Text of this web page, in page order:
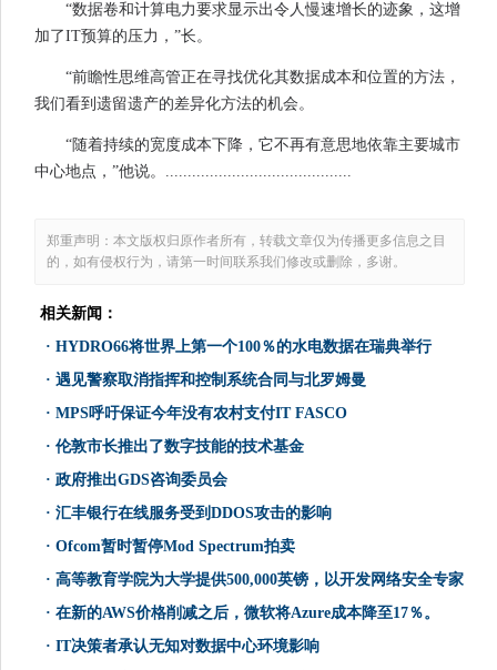
“数据卷和计算电力要求显示出令人慢速增长的迹象，这增
加了IT预算的压力，”长。
“前瞻性思维高管正在寻找优化其数据成本和位置的方法，
我们看到遗留遗产的差异化方法的机会。
“随着持续的宽度成本下降，它不再有意思地依靠主要城市
中心地点，”他说。..........................................
郑重声明：本文版权归原作者所有，转载文章仅为传播更多信息之目
的，如有侵权行为，请第一时间联系我们修改或删除，多谢。
相关新闻：
· HYDRO66将世界上第一个100％的水电数据在瑞典举行
· 遇见警察取消指挥和控制系统合同与北罗姆曼
· MPS呼吁保证今年没有农村支付IT FASCO
· 伦敦市长推出了数字技能的技术基金
· 政府推出GDS咨询委员会
· 汇丰银行在线服务受到DDOS攻击的影响
· Ofcom暂时暂停Mod Spectrum拍卖
· 高等教育学院为大学提供500,000英镑，以开发网络安全专家
· 在新的AWS价格削减之后，微软将Azure成本降至17％。
· IT决策者承认无知对数据中心环境影响